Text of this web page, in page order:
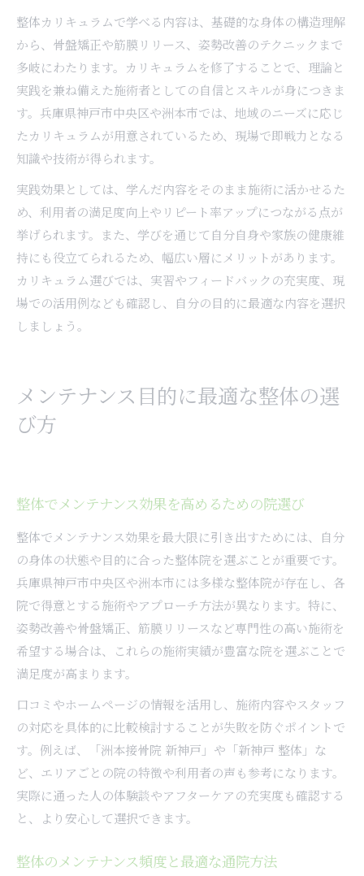
整体カリキュラムで学べる内容は、基礎的な身体の構造理解
から、骨盤矯正や筋膜リリース、姿勢改善のテクニックまで
多岐にわたります。カリキュラムを修了することで、理論と
実践を兼ね備えた施術者としての自信とスキルが身につきま
す。兵庫県神戸市中央区や洲本市では、地域のニーズに応じ
たカリキュラムが用意されているため、現場で即戦力となる
知識や技術が得られます。
実践効果としては、学んだ内容をそのまま施術に活かせるた
め、利用者の満足度向上やリピート率アップにつながる点が
挙げられます。また、学びを通じて自分自身や家族の健康維
持にも役立てられるため、幅広い層にメリットがあります。
カリキュラム選びでは、実習やフィードバックの充実度、現
場での活用例なども確認し、自分の目的に最適な内容を選択
しましょう。
メンテナンス目的に最適な整体の選
び方
整体でメンテナンス効果を高めるための院選び
整体でメンテナンス効果を最大限に引き出すためには、自分
の身体の状態や目的に合った整体院を選ぶことが重要です。
兵庫県神戸市中央区や洲本市には多様な整体院が存在し、各
院で得意とする施術やアプローチ方法が異なります。特に、
姿勢改善や骨盤矯正、筋膜リリースなど専門性の高い施術を
希望する場合は、これらの施術実績が豊富な院を選ぶことで
満足度が高まります。
口コミやホームページの情報を活用し、施術内容やスタッフ
の対応を具体的に比較検討することが失敗を防ぐポイントで
す。例えば、「洲本接骨院 新神戸」や「新神戸 整体」な
ど、エリアごとの院の特徴や利用者の声も参考になります。
実際に通った人の体験談やアフターケアの充実度も確認する
と、より安心して選択できます。
整体のメンテナンス頻度と最適な通院方法